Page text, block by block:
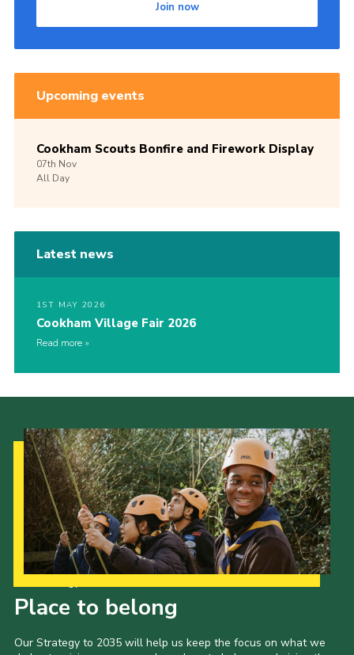
Join now
Upcoming events
Cookham Scouts Bonfire and Firework Display
07th Nov
All Day
Latest news
1ST MAY 2026
Cookham Village Fair 2026
Read more
Place to belong
Our Strategy to 2035 will help us keep the focus on what we